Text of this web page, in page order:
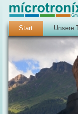
Start Unsere